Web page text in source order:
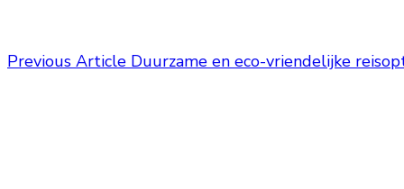
Previous Article Duurzame en eco-vriendelijke